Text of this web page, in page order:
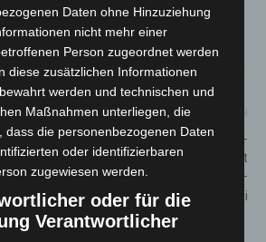
in
Nächster Artikel
Das MHH-
Symphonieorchester spielt
Rachmaninow und Dvořák –
Eintritt frei
Daten ohne Hinzuziehung
nicht mehr einer
Person zugeordnet werden
diese zusätzlichen Informationen
werden und technischen und
Maßnahmen unterliegen, die
dass die personenbezogenen Daten
oder identifizierbaren
zugewiesen werden.
oder für die
Verantwortlicher